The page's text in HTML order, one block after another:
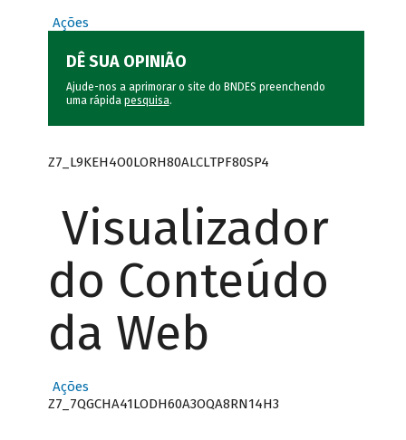
Ações
DÊ SUA OPINIÃO
Ajude-nos a aprimorar o site do BNDES preenchendo
uma rápida pesquisa.
Z7_L9KEH4O0LORH80ALCLTPF80SP4
Visualizador
do Conteúdo
da Web
Ações
Z7_7QGCHA41LODH60A3OQA8RN14H3